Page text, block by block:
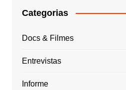
Categorias
Docs & Filmes
Entrevistas
Informe